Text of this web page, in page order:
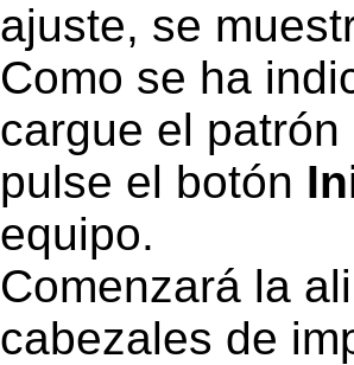
ajuste, se
Como se ha
cargue el
pulse el botón
equipo.
Comenzará la
cabezales de